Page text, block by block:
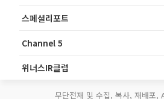
스페셜리포트
Channel 5
위너스IR클럽
무단전재 및 수집, 복사, 재배포,